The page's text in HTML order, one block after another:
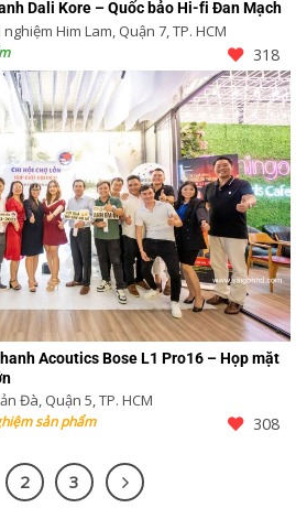
Dali Kore – Quốc bảo Hi-fi Đan Mạch
Him Lam, Quận 7, TP. HCM
318
Acoutics Bose L1 Pro16 – Họp mặt
Đà, Quận 5, TP. HCM
sản phẩm 308
2 3